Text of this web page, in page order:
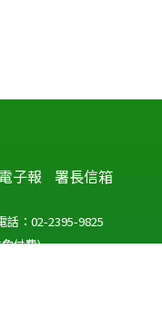
電子報 署長信箱
話：02-2395-9825
付費)